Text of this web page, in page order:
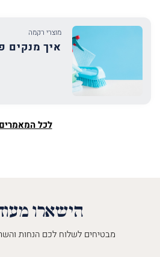
מוצרי רקמה
איך מנקים
לכל
הישארו
מבטיחים לשלוח לכם הנחות